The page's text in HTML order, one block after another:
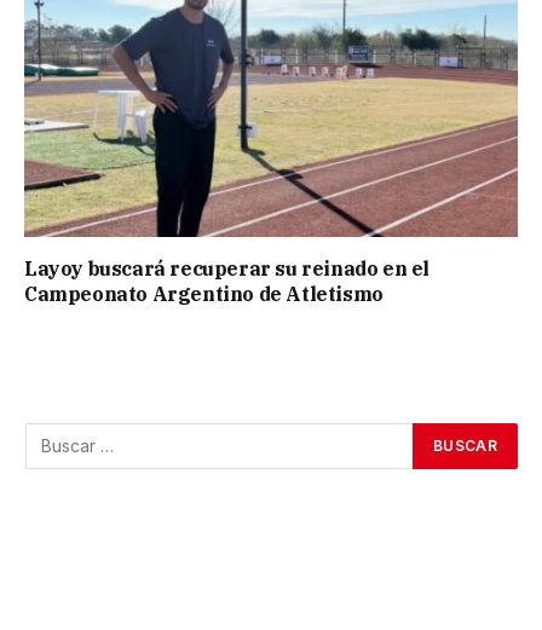
Layoy buscará recuperar su reinado en el
Campeonato Argentino de Atletismo